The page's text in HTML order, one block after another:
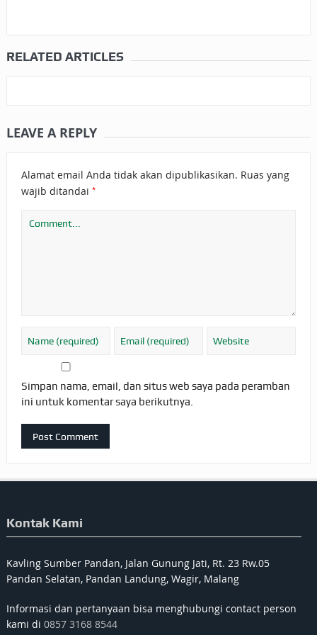
RELATED ARTICLES
LEAVE A REPLY
Alamat email Anda tidak akan dipublikasikan. Ruas yang
wajib ditandai *
Simpan nama, email, dan situs web saya pada peramban
ini untuk komentar saya berikutnya.
Kontak Kami
Kavling Sumber Pandan, Jalan Gunung Jati, Rt. 23 Rw.05
Pandan Selatan, Pandan Landung, Wagir, Malang
Informasi dan pertanyaan bisa menghubungi contact person
kami di 0857 3168 8544